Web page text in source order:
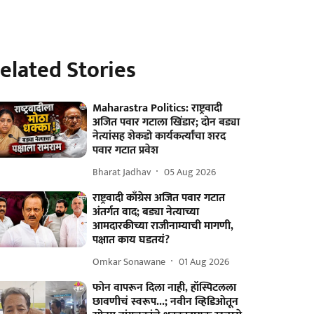
Stories
Maharastra Politics: राष्ट्रवादी
अजित पवार गटाला खिंडार; दोन बड्या
नेत्यांसह शेकडो कार्यकर्त्यांचा शरद
पवार गटात प्रवेश
Bharat Jadhav 05 Aug 2026
राष्ट्रवादी काँग्रेस अजित पवार गटात
अंतर्गत वाद; बड्या नेत्याच्या
आमदारकीच्या राजीनाम्याची मागणी,
पक्षात काय घडतयं?
Omkar Sonawane 01 Aug 2026
फोन वापरून दिला नाही, हॉस्पिटलला
छावणीचं स्वरूप...; नवीन व्हिडिओतून